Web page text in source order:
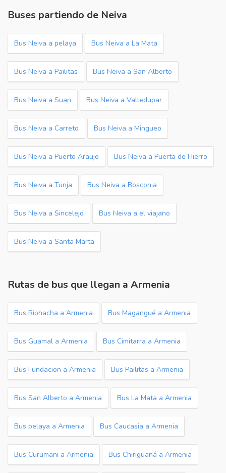
Buses partiendo de Neiva
Bus Neiva a pelaya Bus Neiva a La Mata
Bus Neiva a Pailitas Bus Neiva a San Alberto
Bus Neiva a Suan Bus Neiva a Valledupar
Bus Neiva a Carreto Bus Neiva a Mingueo
Bus Neiva a Puerto Araujo Bus Neiva a Puerta de Hierro
Bus Neiva a Tunja Bus Neiva a Bosconia
Bus Neiva a Sincelejo Bus Neiva a el viajano
Bus Neiva a Santa Marta
Rutas de bus que llegan a Armenia
Bus Riohacha a Armenia Bus Magangué a Armenia
Bus Guamal a Armenia Bus Cimitarra a Armenia
Bus Fundacion a Armenia Bus Pailitas a Armenia
Bus San Alberto a Armenia Bus La Mata a Armenia
Bus pelaya a Armenia Bus Caucasia a Armenia
Bus Curumani a Armenia Bus Chiriguaná a Armenia